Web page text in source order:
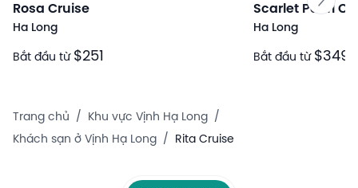
Rosa Cruise
Ha Long
Bắt đầu từ $251
Scarlet Pearl
Ha Long
Bắt đầu từ $349
Trang chủ / Khu vực Vịnh Hạ Long /
Khách sạn ở Vịnh Hạ Long / Rita Cruise